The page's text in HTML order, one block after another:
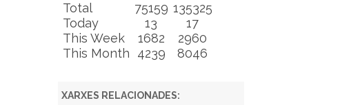
Total 75159 135325
Today
13
17
This Week
1682
2960
This Month
4239 8046
XARXES RELACIONADES: